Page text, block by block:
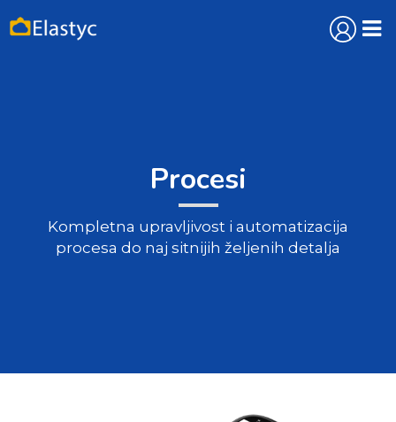
Procesi
Kompletna upravljivost i automatizacija
procesa do naj sitnijih željenih detalja